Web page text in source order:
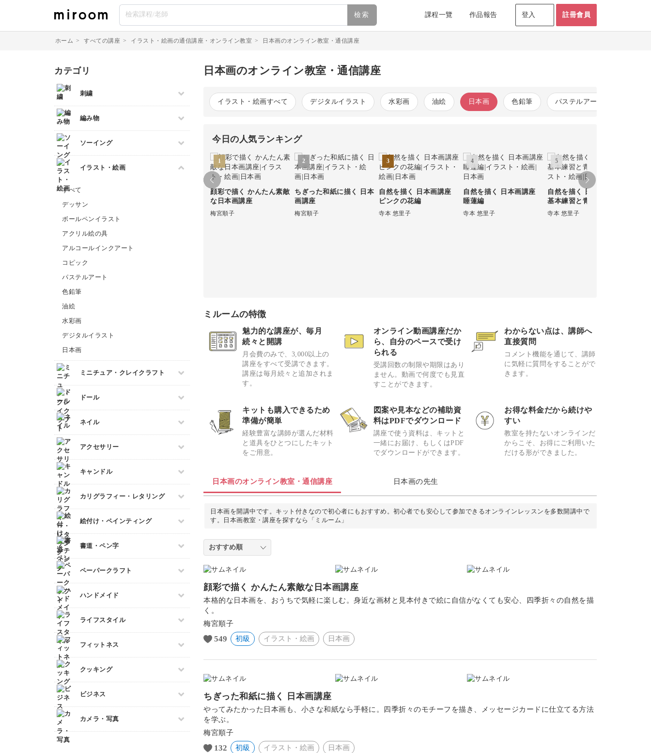
檢索 課程一覽 作品報告 登入 註冊會員
ホーム > すべての講座 > イラスト・絵画の通信講座・オンライン教室 > 日本画のオンライン教室・通信講座
カテゴリ
刺繍
すべて
伝統刺繍
その他刺繍
パンチニードル
刺し子
クロスステッチ
オートクチュール刺繍
リボン刺繍
ビーズ刺繍
フランス刺繍
ソウタシエ
編み物
すべて
棒針編み
かぎ針編み
レース編み
ソーイング
すべて
パッチワーク
布小物
和裁
洋裁
イラスト・絵画
すべて
デッサン
ボールペンイラスト
アクリル絵の具
アルコールインクアート
コピック
パステルアート
色鉛筆
油絵
水彩画
デジタルイラスト
日本画
ミニチュア・クレイクラフト
すべて
フェイクスイーツ
ミニチュアフード
ミニチュア雑貨
ドール
すべて
ドール服
ドールハウス
ネイル
すべて
ネイル検定
スカルプネイル
ネイルケア
ジェルネイル
アクセサリー
すべて
プラバンアクセサリー
クレイ
レジンアクセサリー
ワイヤーアクセサリー
ビーズアクセサリー
キャンドル
すべて
キャンドルホルダー
マーブルキャンドル
スイーツキャンドル
ソイキャンドル
ジェルキャンドル
ボタニカルキャンドル
韓国キャンドル
アロマキャンドル
サシェ
カリグラフィー・レタリング
すべて
カリグラフィー
レタリング
絵付け・ペインティング
すべて
ポーセラーツ
トールペイント
上絵付け
書道・ペン字
すべて
ペン字
筆文字
ペーパークラフト
すべて
ペーパーアート
切り絵
ラッピング
折り紙
カルトナージュ
ハンドメイド
すべて
石鹸作り
羊毛フェルト
カービング
つまみ細工
水引
レザークラフト
消しゴムはんこ
クラフト
ライフスタイル
すべて
整理収納・片付け
多肉植物
占い
金継ぎ
フラワーアレンジメント
手帳・ノート
アロマ・ハーブ
フィットネス
すべて
フィットネス
ダンス
ピラティス
ヨガ
クッキング
すべて
アイシングクッキー
パン
洋菓子
ビジネス
すべて
マネー
ブランディング
カメラ・写真
すべて
日本画のオンライン教室・通信講座
イラスト・絵画すべて デジタルイラスト 水彩画 油絵 日本画 色鉛筆 パステルアート
今日の人気ランキング
1
顔彩で描く かんたん素敵
な日本画講座
梅宮順子
2
ちぎった和紙に描く 日本
画講座
梅宮順子
3
自然を描く 日本画講座
ピンクの花編
寺本 悠里子
4
自然を描く 日本画講座
睡蓮編
寺本 悠里子
5
自然を描く 日本画講座
基本練習と青い花編
寺本 悠里子
ミルームの特徴
魅力的な講座が、毎月
続々と開講
月会費のみで、3,000以上の
講座をすべて受講できます。
講座は毎月続々と追加されま
す。
オンライン動画講座だか
ら、自分のペースで受け
られる
受講回数の制限や期限はあり
ません。動画で何度でも見直
すことができます。
わからない点は、講師へ
直接質問
コメント機能を通じて、講師
に気軽に質問をすることがで
きます。
キットも購入できるため
準備が簡単
経験豊富な講師が選んだ材料
と道具をひとつにしたキット
をご用意。
図案や見本などの補助資
料はPDFでダウンロード
講座で使う資料は、キットと
一緒にお届け、もしくはPDF
でダウンロードができます。
お得な料金だから続けや
すい
教室を持たないオンラインだ
からこそ、お得にご利用いた
だける形ができました。
日本画のオンライン教室・通信講座 日本画の先生
日本画を開講中です。キット付きなので初心者にもおすすめ。初心者でも安心して参加できるオンラインレッスンを多数開講中で
す。日本画教室・講座を探すなら「ミルーム」
顔彩で描く かんたん素敵な日本画講座
本格的な日本画を、おうちで気軽に楽しむ。身近な画材と見本付きで絵に自信がなくても安心、四季折々の自然を描
く。
梅宮順子
549 初級 イラスト・絵画 日本画
ちぎった和紙に描く 日本画講座
やってみたかった日本画も、小さな和紙なら手軽に。四季折々のモチーフを描き、メッセージカードに仕立てる方法
を学ぶ。
梅宮順子
132 初級 イラスト・絵画 日本画